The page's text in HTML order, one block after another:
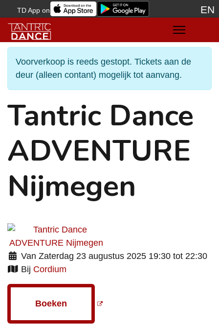
TD App on EN
Voorverkoop is reeds gestopt. Tickets aan de
deur (alleen contant) mogelijk tot aanvang.
Tantric Dance
ADVENTURE
Nijmegen
Van Zaterdag 23 augustus 2025 19:30 tot 22:30
Bij Cordium
Boeken